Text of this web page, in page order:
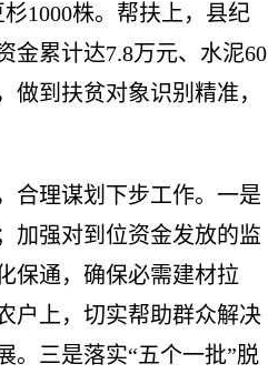
杉1000株。帮扶上，县纪
金累计达7.8万元、水泥60
到扶贫对象识别精准，
合理谋划下步工作。一是
加强对到位资金发放的监
保通，确保必需建材拉
户上，切实帮助群众解决
。三是落实“五个一批”脱